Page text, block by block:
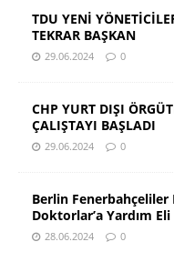
TDU YENİ
TEKRAR BAŞKAN
29.06.2024 0
CHP YURT DIŞI
ÇALIŞTAYI BAŞLADI
29.06.2024 0
Berlin Fenerbahçeliler
Doktorlar’a Yardım Eli
28.06.2024 0